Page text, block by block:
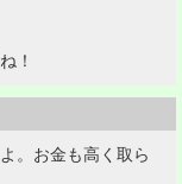
！
。お金も高く取ら